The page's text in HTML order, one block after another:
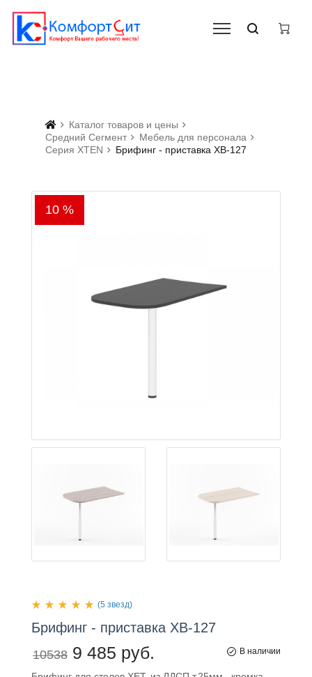
Каталог товаров и цены
Средний Сегмент
Мебель для персонала
Серия XTEN
Брифинг - приставка ХВ-127
10 %
(5 звезд)
Брифинг - приставка ХВ-127
10538 9 485 руб. В наличии